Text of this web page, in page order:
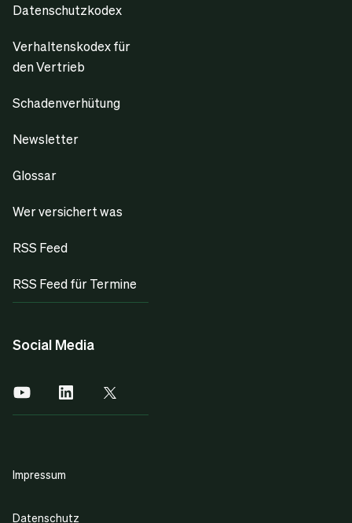
Datenschutzkodex
Verhaltenskodex für
den Vertrieb
Schadenverhütung
Newsletter
Glossar
Wer versichert was
RSS Feed
RSS Feed für Termine
Social Media
Impressum
Datenschutz